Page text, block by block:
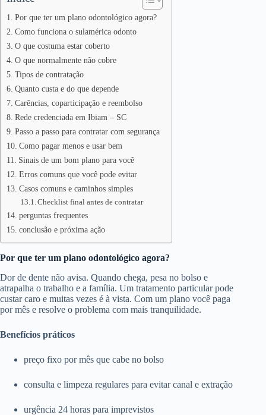
Por que ter um plano odontológico agora?
Como funciona o sulamérica odonto
O que costuma estar coberto
O que normalmente não cobre
Tipos de contratação
Quanto custa e do que depende
Carências, coparticipação e reembolso
Rede credenciada em Ibiam – SC
Passo a passo para contratar com segurança
Como pagar menos e usar bem
Sinais de um bom plano para você
Erros comuns que você pode evitar
Casos comuns e caminhos simples
Checklist final antes de contratar
perguntas frequentes
conclusão e próxima ação
Por que ter um plano odontológico agora?
Dor de dente não avisa. Quando chega, pesa no bolso e
atrapalha o trabalho e a família. Um tratamento particular pode
custar caro e muitas vezes é à vista. Com um plano você paga
por mês e resolve o problema com mais tranquilidade.
Benefícios práticos
preço fixo por mês que cabe no bolso
consulta e limpeza regulares para evitar canal e extração
urgência 24 horas para imprevistos